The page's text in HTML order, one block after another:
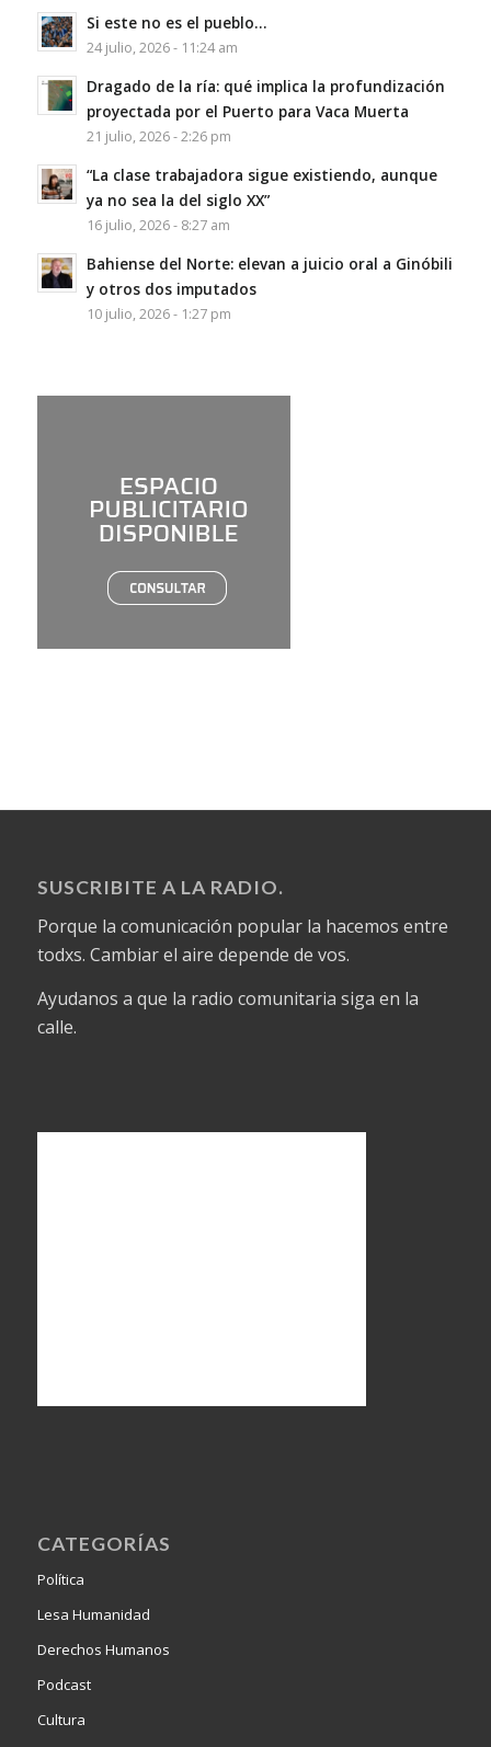
Si este no es el pueblo…
24 julio, 2026 - 11:24 am
Dragado de la ría: qué implica la profundización
proyectada por el Puerto para Vaca Muerta
21 julio, 2026 - 2:26 pm
“La clase trabajadora sigue existiendo, aunque
ya no sea la del siglo XX”
16 julio, 2026 - 8:27 am
Bahiense del Norte: elevan a juicio oral a Ginóbili
y otros dos imputados
10 julio, 2026 - 1:27 pm
SUSCRIBITE A LA RADIO.
Porque la comunicación popular la hacemos entre
todxs. Cambiar el aire depende de vos.
Ayudanos a que la radio comunitaria siga en la
calle.
CATEGORÍAS
Política
Lesa Humanidad
Derechos Humanos
Podcast
Cultura